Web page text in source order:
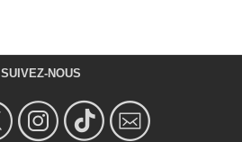
SUIVEZ-NOUS